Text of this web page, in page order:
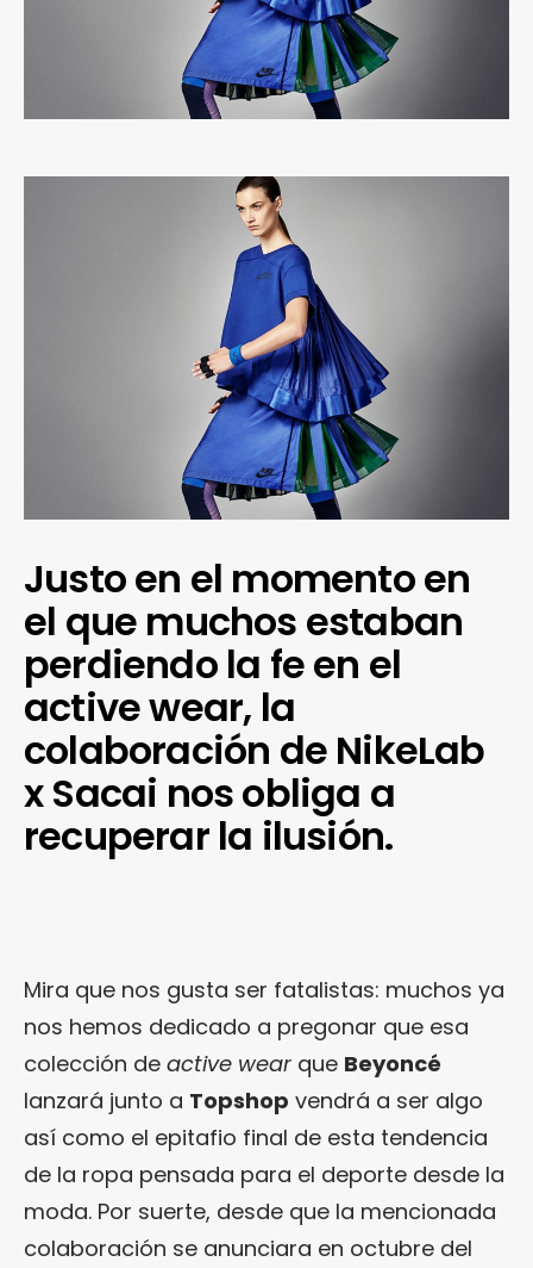
Justo en el momento en
el que muchos estaban
perdiendo la fe en el
active wear, la
colaboración de NikeLab
x Sacai nos obliga a
recuperar la ilusión.
Mira que nos gusta ser fatalistas: muchos ya
nos hemos dedicado a pregonar que esa
colección de active wear que Beyoncé
lanzará junto a Topshop vendrá a ser algo
así como el epitafio final de esta tendencia
de la ropa pensada para el deporte desde la
moda. Por suerte, desde que la mencionada
colaboración se anunciara en octubre del